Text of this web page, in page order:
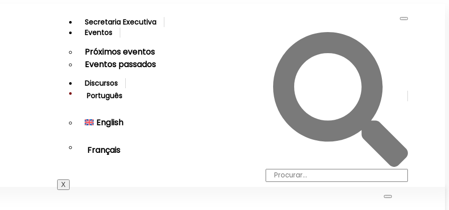
Secretaria Executiva
Eventos
Próximos eventos
Eventos passados
Discursos
Português
English
Français
X